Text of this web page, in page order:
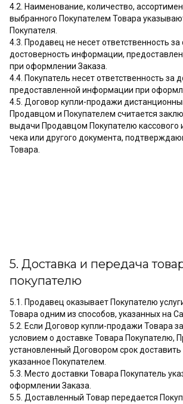
4.2. Наименование, количество,
выбранного Покупателем Товара
Покупателя.
4.3. Продавец не несет ответственность
достоверность информации,
при оформлении Заказа.
4.4. Покупатель несет ответственность за
предоставленной информации при
4.5. Договор купли-продажи
Продавцом и Покупателем считается
выдачи Продавцом Покупателю кассового
чека или другого документа,
Товара.
5. Доставка и передача
покупателю
5.1. Продавец оказывает Покупателю
Товара одним из способов, указанных на
5.2. Если Договор купли-продажи Товара
условием о доставке Товара Покупателю,
установленный Договором срок доставить
указанное Покупателем.
5.3. Место доставки Товара Покупатель
оформлении Заказа.
5.5. Доставленный Товар передается